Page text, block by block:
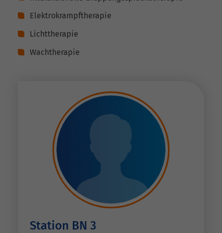
Elektrokrampftherapie
Lichttherapie
Wachtherapie
Station BN 3